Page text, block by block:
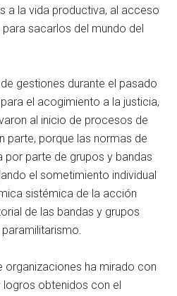
a la vida productiva, al acceso
sacarlos del mundo del
gestiones durante el pasado
el acogimiento a la justicia,
al inicio de procesos de
parte, porque las normas de
por parte de grupos y bandas
el sometimiento individual
sistémica de la acción
de las bandas y grupos
organizaciones ha mirado con
logros obtenidos con el